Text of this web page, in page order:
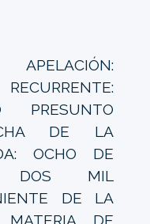
RECURRENTE:
PRESUNTO
DE LA
OCHO DE
DOS MIL
DE LA
DE